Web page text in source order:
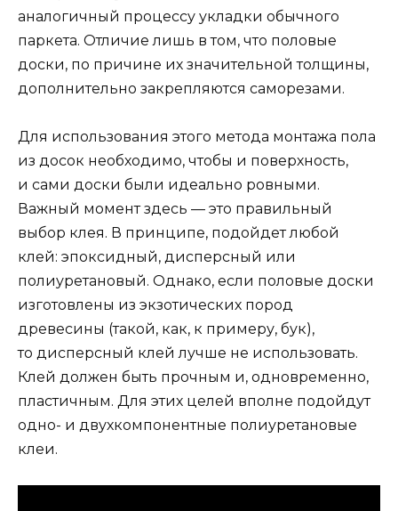
аналогичный процессу укладки обычного
паркета. Отличие лишь в том, что половые
доски, по причине их значительной толщины,
дополнительно закрепляются саморезами.
Для использования этого метода монтажа пола
из досок необходимо, чтобы и поверхность,
и сами доски были идеально ровными.
Важный момент здесь — это правильный
выбор клея. В принципе, подойдет любой
клей: эпоксидный, дисперсный или
полиуретановый. Однако, если половые доски
изготовлены из экзотических пород
древесины (такой, как, к примеру, бук),
то дисперсный клей лучше не использовать.
Клей должен быть прочным и, одновременно,
пластичным. Для этих целей вполне подойдут
одно- и двухкомпонентные полиуретановые
клеи.